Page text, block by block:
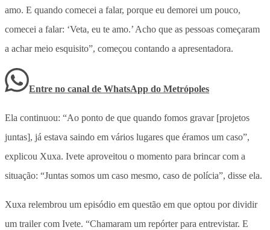
amo. E quando comecei a falar, porque eu demorei um pouco,
comecei a falar: ‘Veta, eu te amo.’ Acho que as pessoas começaram
a achar meio esquisito”, começou contando a apresentadora.
Entre no canal de WhatsApp do Metrópoles
Ela continuou: “Ao ponto de que quando fomos gravar [projetos
juntas], já estava saindo em vários lugares que éramos um caso”,
explicou Xuxa. Ivete aproveitou o momento para brincar com a
situação: “Juntas somos um caso mesmo, caso de polícia”, disse ela.
Xuxa relembrou um episódio em questão em que optou por dividir
um trailer com Ivete. “Chamaram um repórter para entrevistar. E